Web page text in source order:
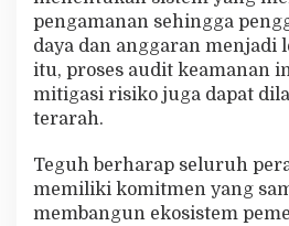
pengamanan sehingga
daya dan anggaran menjadi
itu, proses audit keamanan
mitigasi risiko juga dapat
terarah.
Teguh berharap seluruh
memiliki komitmen yang
membangun ekosistem